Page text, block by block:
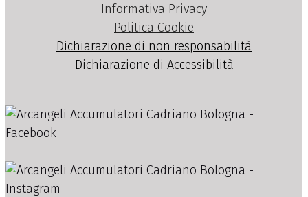
Informativa Privacy
Politica Cookie
Dichiarazione di non responsabilità
Dichiarazione di Accessibilità